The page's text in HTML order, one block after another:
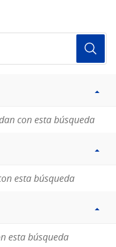
con esta búsqueda
esta búsqueda
esta búsqueda